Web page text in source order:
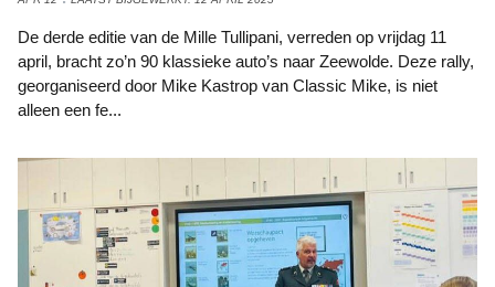
De derde editie van de Mille Tullipani, verreden op vrijdag 11
april, bracht zo’n 90 klassieke auto’s naar Zeewolde. Deze rally,
georganiseerd door Mike Kastrop van Classic Mike, is niet
alleen een fe...